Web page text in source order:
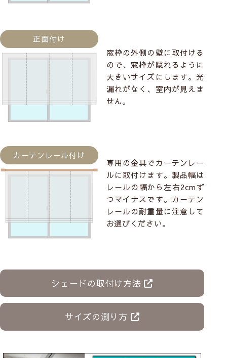
正面付け
窓枠の外側の壁に取付ける
ので、窓枠が隠れるように
大きいサイズにします。光
漏れがなく、室内が見えま
せん。
カーテンレール付け
専用の金具でカーテンレー
ルに取付けます。製品幅は
レールの幅から左右2cmず
つマイナスです。カーテン
レールの耐重量に注意して
お選びください。
シェードの取付け方法
サイズの測り方